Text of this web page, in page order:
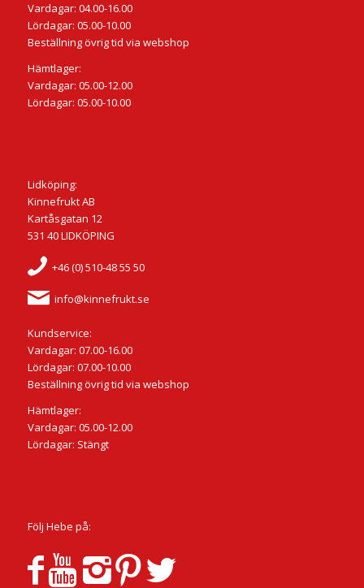
Vardagar: 04.00-16.00
Lördagar: 05.00-10.00
Beställning övrig tid via webshop
Hämtlager:
Vardagar: 05.00-12.00
Lördagar: 05.00-10.00
Lidköping:
Kinnefrukt AB
Kartåsgatan 12
531 40 LIDKÖPING
+46 (0) 510-48 55 50
info@kinnefrukt.se
Kundservice:
Vardagar: 07.00-16.00
Lördagar: 07.00-10.00
Beställning övrig tid via webshop
Hämtlager:
Vardagar: 05.00-12.00
Lördagar: Stängt
Följ Hebe på: